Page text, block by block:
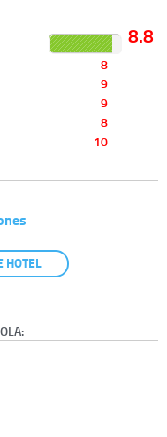
8.8
8
9
9
8
10
HOTEL